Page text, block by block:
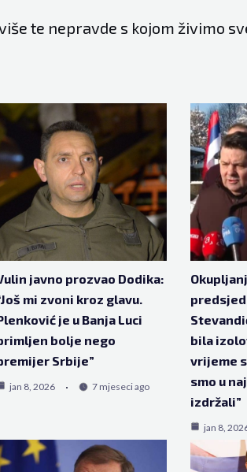
te nepravde s kojom živimo
javno prozvao Dodika:
mi zvoni kroz glavu.
je u Banja Luci
bolje nego
Srbije”
jan 8, 2026 7 mjeseci ago
bila
vrijeme
smo u
izdržali”
jan 8,